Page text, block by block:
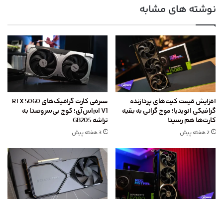
نوشته های مشابه
افزایش قیمت کیت‌های پردازنده
گرافیکی انویدیا؛ موج گرانی به بقیه
کارت‌ها هم رسید!
2 هفته پیش
معرفی کارت گرافیک‌های RTX 5060
V1 ام‌اس‌آی؛ کوچ بی‌سروصدا به
تراشه GB205
3 هفته پیش